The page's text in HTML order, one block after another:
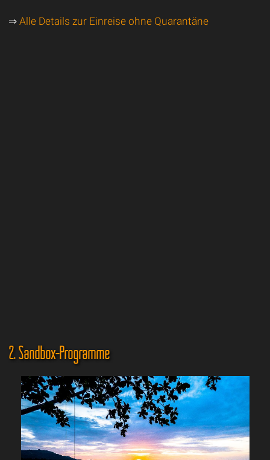
⇒ Alle Details zur Einreise ohne Quarantäne
2. Sandbox-Programme